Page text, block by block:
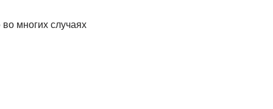
многих случаях